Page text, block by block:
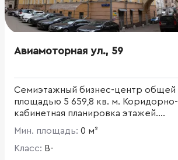
Авиамоторная ул., 59
Семиэтажный бизнес-центр общей
площадью 5 659,8 кв. м. Коридорно-
кабинетная планировка этажей.
Высота потолков от 2.7 до 3.7 м.
Мин. площадь: 0 м²
Класс: B-